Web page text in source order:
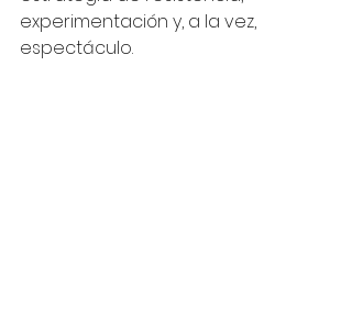
experimentación y, a la vez,
espectáculo.